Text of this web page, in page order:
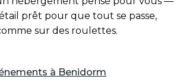
prêt pour que tout se passe,
sur des roulettes.
à Benidorm